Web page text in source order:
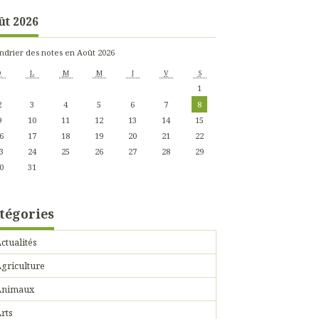
2026
des notes en Août 2026
L M M J V S
1
3 4 5 6 7
8
10 11 12 13 14
15
17 18 19 20 21
22
24 25 26 27 28
29
31